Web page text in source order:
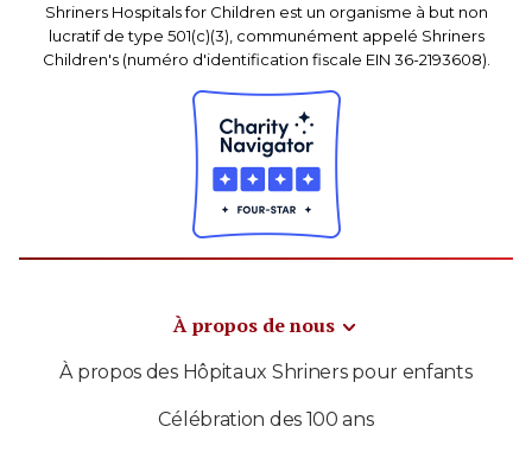
Shriners Hospitals for Children est un organisme à but non
lucratif de type 501(c)(3), communément appelé Shriners
Children's (numéro d'identification fiscale EIN 36-2193608).
À propos de nous
À propos des Hôpitaux Shriners pour enfants
Célébration des 100 ans